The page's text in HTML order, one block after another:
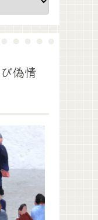
偽情